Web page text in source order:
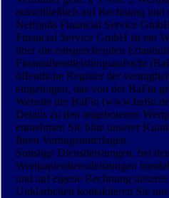
ausschließlich auf Rechnung
Netfonds Financial Service
Financial Service GmbH ist ein
über die entsprechenden
Finanzdienstleistungsaufsicht
öffentliche Register der
eingetragen, das von der BaFin
Website der BaFin
Details zu den angebotenen
entnehmen Sie bitte unserer
Ihren Vertragsunterlagen.
Sonstige Dienstleistungen, bei
Wertpapierdienstleistungen
und auf eigene Rechnung
Unklarheiten kontaktieren Sie